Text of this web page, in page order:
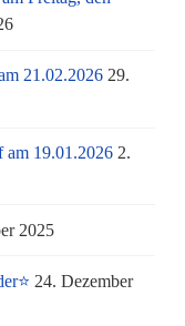
21.02.2026 29.
19.01.2026 2.
2025
24. Dezember